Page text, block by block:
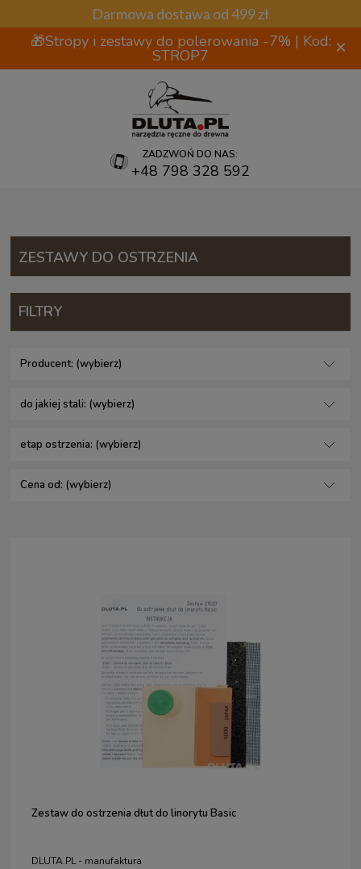
Darmowa dostawa od 499 zł
🎁Stropy i zestawy do polerowania -7% | Kod:
STROP7 ×
ZADZWOŃ DO NAS:
+48 798 328 592
ZESTAWY DO OSTRZENIA
FILTRY
Producent: (wybierz)
do jakiej stali: (wybierz)
etap ostrzenia: (wybierz)
Cena od: (wybierz)
Zestaw do ostrzenia dłut do linorytu Basic
DLUTA.PL - manufaktura